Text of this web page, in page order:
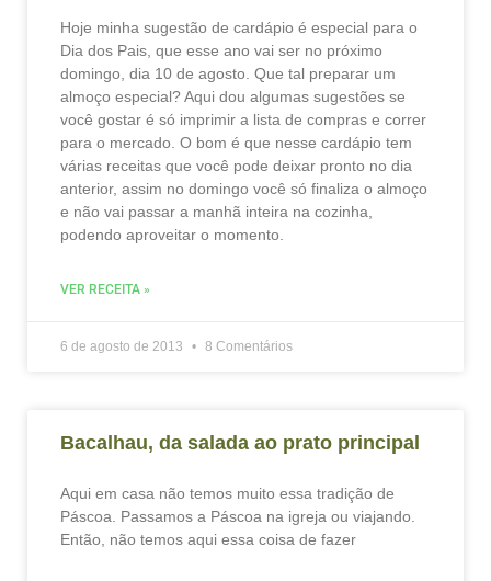
Hoje minha sugestão de cardápio é especial para o
Dia dos Pais, que esse ano vai ser no próximo
domingo, dia 10 de agosto. Que tal preparar um
almoço especial? Aqui dou algumas sugestões se
você gostar é só imprimir a lista de compras e correr
para o mercado. O bom é que nesse cardápio tem
várias receitas que você pode deixar pronto no dia
anterior, assim no domingo você só finaliza o almoço
e não vai passar a manhã inteira na cozinha,
podendo aproveitar o momento.
VER RECEITA »
6 de agosto de 2013 8 Comentários
Bacalhau, da salada ao prato principal
Aqui em casa não temos muito essa tradição de
Páscoa. Passamos a Páscoa na igreja ou viajando.
Então, não temos aqui essa coisa de fazer